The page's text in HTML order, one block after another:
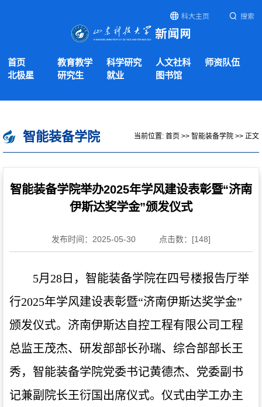
科大主页 搜索
首页 教育教学 科学研究 人文社科
师资队伍
北极星
研究生 就业 图书馆
智能装备学院 当前位置: 首页 >> 智能装备学院 >> 正文
智能装备学院举办2025年学风建设表彰暨“济南
伊斯达奖学金”颁发仪式
发布时间：2025-05-30 点击数：[148]
5月28日，智能装备学院在四号楼报告厅举
行2025年学风建设表彰暨“济南伊斯达奖学金”
颁发仪式。济南伊斯达自控工程有限公司工程
总监王茂杰、研发部部长孙瑞、综合部部长王
秀，智能装备学院党委书记黄德杰、党委副书
记兼副院长王衍国出席仪式。仪式由学工办主